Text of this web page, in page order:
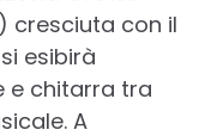
cresciuta con il
esibirà
e chitarra tra
A